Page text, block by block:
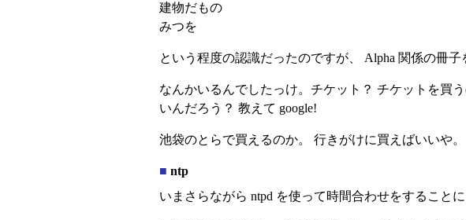
建物だもの
みつを
という程度の認識だったのですが、 Alpha 関係の冊
なんかいるんでしたっけ。チケット？ チケットを買
いんだろう？ 教えて google!
池袋のとらで買えるのか。 行きがけに買えばいいや。
■ ntp
いまさらながら ntpd を使って時間合わせをすることに